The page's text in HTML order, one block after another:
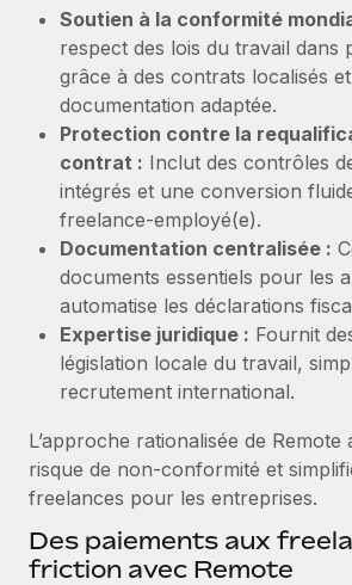
Établissez des entités rapidement
conformité
Mobilité et déménagement
Organisez facilement le
employés
Avantages sociaux
Gérez facilement les avantages
l’international, le recrutement
plateforme
Impact Les clients BambooHR peuvent
embaucher et gérer les employés
En savoir plus
Explorer le blog
BLOG
Mises à jour des produits de
Intégrations Gusto et Xero et
freelances Plus
Remote a toujours pour mission d'aider
toute taille à embaucher, gérer et payer...
En savoir plus
Comment Phiture gère ses 55
Phiture, un leader notable du conseil en
croissance mobile internationale,
En savoir plus
Soutien à la conformité
respect des lois du travail dans
grâce à des contrats localisés
documentation adaptée.
Protection contre la
contrat : Inclut des contrôles
intégrés et une conversion
freelance‑employé(e).
Documentation centralisée :
documents essentiels pour les
automatise les déclarations
Expertise juridique : Fournit
législation locale du travail,
recrutement international.
L’approche rationalisée de Remote
risque de non‑conformité et
freelances pour les entreprises.
Des paiements aux
friction avec Remote